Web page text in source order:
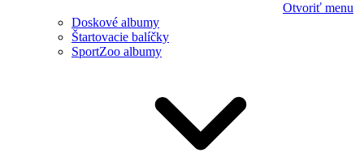
Otvoriť menu
Doskové albumy
Štartovacie balíčky
SportZoo albumy